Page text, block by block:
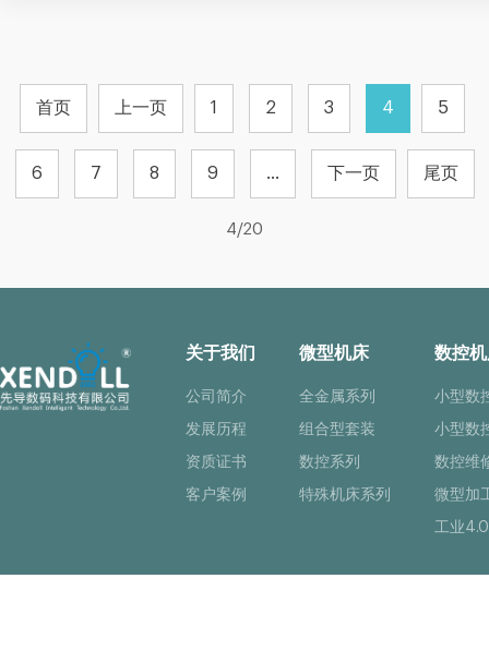
首页 上一页 1 2 3 4 5
6 7 8 9 ... 下一页 尾页
4/20
关于我们
公司简介
发展历程
资质证书
客户案例
微型机床
全金属系列
组合型套装
数控系列
特殊机床系列
数控
小型数
小型数
数控维
微型加
工业4.0